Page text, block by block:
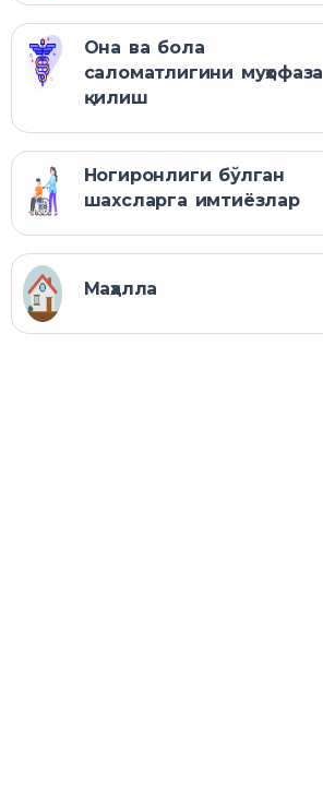
Она ва бола
саломатлигини муҳофаза
қилиш
Ногиронлиги бўлган
шахсларга имтиёзлар
Маҳалла